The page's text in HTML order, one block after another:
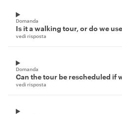
Domanda
Is it a walking tour, or do we
vedi risposta
Domanda
Can the tour be rescheduled if
vedi risposta